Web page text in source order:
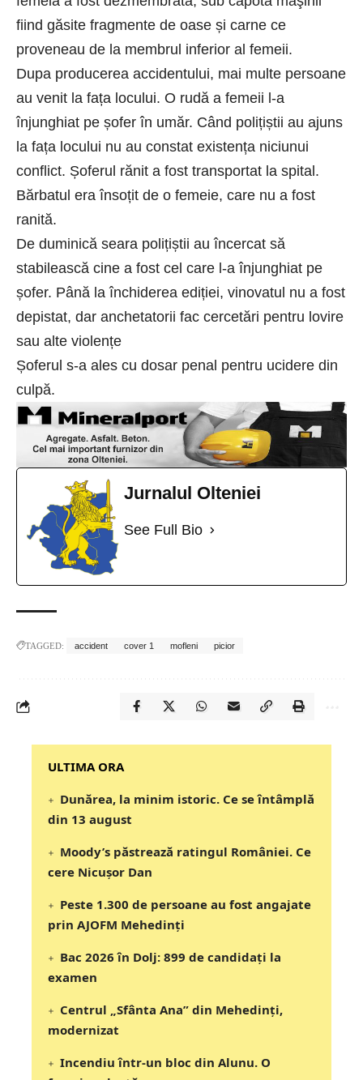
fiind găsite fragmente de oase și carne ce
proveneau de la membrul inferior al femeii.
Dupa producerea accidentului, mai multe persoane
au venit la fața locului. O rudă a femeii l-a
înjunghiat pe șofer în umăr. Când polițiștii au ajuns
la fața locului nu au constat existența niciunui
conflict. Șoferul rănit a fost transportat la spital.
Bărbatul era însoțit de o femeie, care nu a fost
ranită.
De duminică seara polițiștii au încercat să
stabilească cine a fost cel care l-a înjunghiat pe
șofer. Până la închiderea ediției, vinovatul nu a fost
depistat, dar anchetatorii fac cercetări pentru lovire
sau alte violențe
Șoferul s-a ales cu dosar penal pentru ucidere din
culpă.
Jurnalul Olteniei
See Full Bio
TAGGED: accident cover 1 mofleni picior
‎‎‎‎‎‎‎ULTIMA ORA
Dunărea, la minim istoric. Ce se întâmplă
din 13 august
Moody’s păstrează ratingul României. Ce
cere Nicușor Dan
Peste 1.300 de persoane au fost angajate
prin AJOFM Mehedinți
Bac 2026 în Dolj: 899 de candidați la
examen
Centrul „Sfânta Ana” din Mehedinți,
modernizat
Incendiu într-un bloc din Alunu. O